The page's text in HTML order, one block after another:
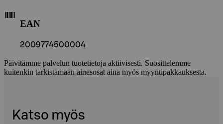
EAN
2009774500004
Päivitämme palvelun tuotetietoja aktiivisesti. Suosittelemme
kuitenkin tarkistamaan ainesosat aina myös myyntipakkauksesta.
Katso myös